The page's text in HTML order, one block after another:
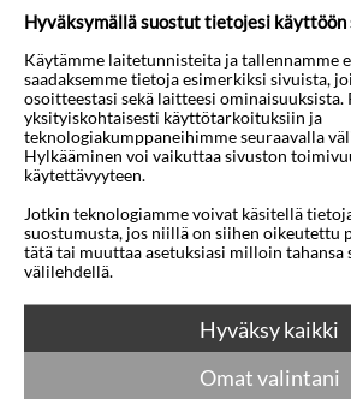
◀︎
Park Marine Hotel
Soul, Etelä-Korea
Lennot:
Helsinki-Seoul
to 11 maalis 2027 18:20
Paluu:
pe 26 maalis 2027 12:25
Hyväksymällä suostut tietojesi käyttöön
Käytämme laitetunnisteita ja tallennamme
saadaksemme tietoja esimerkiksi sivuista,
osoitteestasi sekä laitteesi ominaisuuksista.
yksityiskohtaisesti käyttötarkoituksiin ja
teknologiakumppaneihimme seuraavalla
Hylkääminen voi vaikuttaa sivuston
käytettävyyteen.
Jotkin teknologiamme voivat käsitellä
suostumusta, jos niillä on siihen oikeutettu
tätä tai muuttaa asetuksiasi milloin tahansa
välilehdellä.
Hyväksy kaikki
Omat valintani